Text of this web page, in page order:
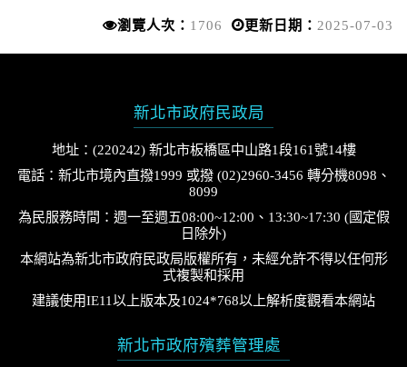
瀏覽人次： 1706 更新日期： 2025-07-03
新北市政府民政局
地址：(220242) 新北市板橋區中山路1段161號14樓
電話：新北市境內直撥1999 或撥 (02)2960-3456 轉分機8098、
8099
為民服務時間：週一至週五08:00~12:00、13:30~17:30 (國定假
日除外)
本網站為新北市政府民政局版權所有，未經允許不得以任何形
式複製和採用
建議使用IE11以上版本及1024*768以上解析度觀看本網站
新北市政府殯葬管理處